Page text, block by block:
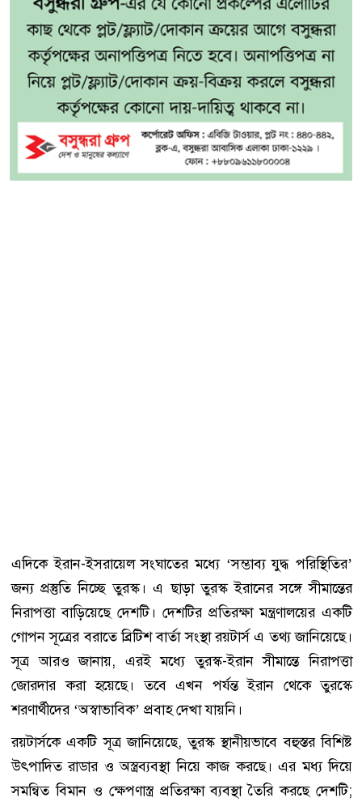
এদিকে ইরান-ইসরায়েল সংঘাতের মধ্যে ‘সম্ভাব্য যুদ্ধ পরিস্থিতির’
জন্য প্রস্তুতি নিচ্ছে তুরস্ক। এ ছাড়া তুরস্ক ইরানের সঙ্গে সীমান্তের
নিরাপত্তা বাড়িয়েছে দেশটি। দেশটির প্রতিরক্ষা মন্ত্রণালয়ের একটি
গোপন সূত্রের বরাতে ব্রিটিশ বার্তা সংস্থা রয়টার্স এ তথ্য জানিয়েছে।
সূত্র আরও জানায়, এরই মধ্যে তুরস্ক-ইরান সীমান্তে নিরাপত্তা
জোরদার করা হয়েছে। তবে এখন পর্যন্ত ইরান থেকে তুরস্কে
শরণার্থীদের ‘অস্বাভাবিক’ প্রবাহ দেখা যায়নি।
রয়টার্সকে একটি সূত্র জানিয়েছে, তুরস্ক স্থানীয়ভাবে বহুস্তর বিশিষ্ট
উৎপাদিত রাডার ও অস্ত্রব্যবস্থা নিয়ে কাজ করছে। এর মধ্য দিয়ে
সমন্বিত বিমান ও ক্ষেপণাস্ত্র প্রতিরক্ষা ব্যবস্থা তৈরি করছে দেশটি;